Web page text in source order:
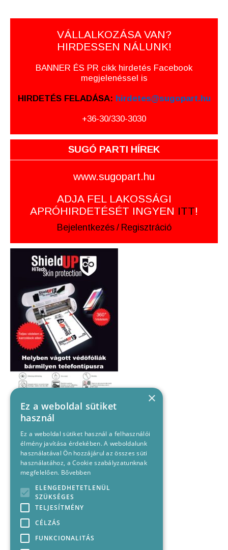
VÁLLALKOZÁSA VAN?
HIRDESSEN NÁLUNK!
BANNER ÉS PR cikk hirdetés Facebook
megjelenéssel is
HIRDETÉS FELADÁSA: hirdetes@sugopart.hu
+36-30/330-3030
SUGÓ PARTI HÍREK
www.sugopart.hu
ADJA FEL LAKOSSÁGI
APRÓHIRDETÉSÉT INGYEN ITT!
Bejelentkezés / Regisztráció
×
Ez a weboldal sütiket
használ
Ez a weboldal sütiket használ a felhasználói
élmény javítása érdekében. A weboldalunk
használatával Ön hozzájárul az összes süti
használatához, a Cookie szabályzatunknak
megfelelően. Bővebben
ELENGEDHETETLENÜL
SZÜKSÉGES
TELJESÍTMÉNY
CÉLZÁS
FUNKCIONALITÁS